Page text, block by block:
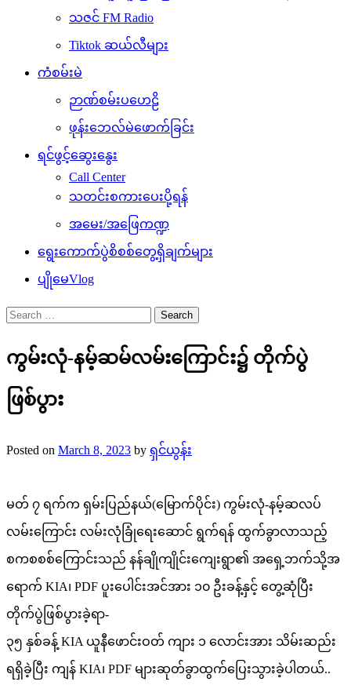
သဇင် FM Radio
Tiktok ဆယ်လီများ
ကံစမ်းမဲ
ဉာဏ်စမ်းပဟေဠိ
ဖုန်းဘေလ်မဲဖောက်ခြင်း
ရင်ဖွင့်ဆွေးနွေး
Call Center
သတင်းစကားပေးပို့ရန်
အမေး/အဖြေကဏ္ဍ
ရွေးကောက်ပွဲစိစစ်တွေ့ရှိချက်များ
ပျိုမေVlog
Search
for:
ကွမ်းလုံ-နမ့်ဆမ်လမ်းကြောင်း၌ တိုက်ပွဲ
ဖြစ်ပွား
Posted on March 8, 2023 by ရှင်ယွန်း
မတ် ၇ ရက်က ရှမ်းပြည်နယ်(မြောက်ပိုင်း) ကွမ်းလုံ-နမ့်ဆလပ်
လမ်းကြောင်း လမ်းလုံခြုံရေးဆောင် ရွက်ရန် ထွက်ခွာလာသည့်
စကစစစ်ကြောင်းသည် နန်ချိုကျိုင်းကျေးရွာ၏ အရှေ့ဘက်သို့အ
ရောက် KIA၊ PDF ပူးပေါင်းအင်အား ၁၀ ဦးခန့်နှင့် တွေ့ဆုံပြီး
တိုက်ပွဲဖြစ်ပွားခဲ့ရာ-
၃၅ နှစ်ခန့် KIA ယူနီဖောင်းဝတ် ကျား ၁ လောင်းအား သိမ်းဆည်း
ရရှိခဲ့ပြီး ကျန် KIA၊ PDF များဆုတ်ခွာထွက်ပြေးသွားခဲ့ပါတယ်..